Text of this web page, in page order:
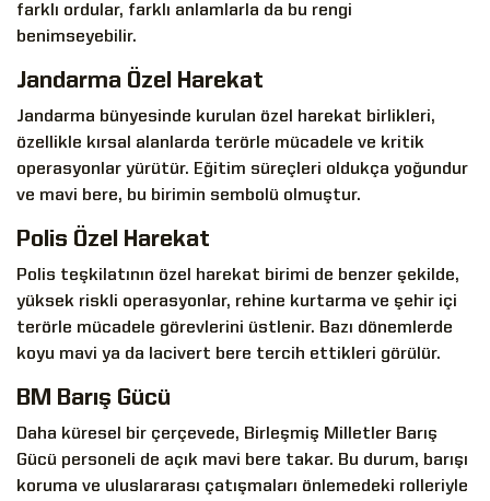
farklı ordular, farklı anlamlarla da bu rengi
benimseyebilir.
Jandarma Özel Harekat
Jandarma bünyesinde kurulan özel harekat birlikleri,
özellikle kırsal alanlarda terörle mücadele ve kritik
operasyonlar yürütür. Eğitim süreçleri oldukça yoğundur
ve mavi bere, bu birimin sembolü olmuştur.
Polis Özel Harekat
Polis teşkilatının özel harekat birimi de benzer şekilde,
yüksek riskli operasyonlar, rehine kurtarma ve şehir içi
terörle mücadele görevlerini üstlenir. Bazı dönemlerde
koyu mavi ya da lacivert bere tercih ettikleri görülür.
BM Barış Gücü
Daha küresel bir çerçevede, Birleşmiş Milletler Barış
Gücü personeli de açık mavi bere takar. Bu durum, barışı
koruma ve uluslararası çatışmaları önlemedeki rolleriyle